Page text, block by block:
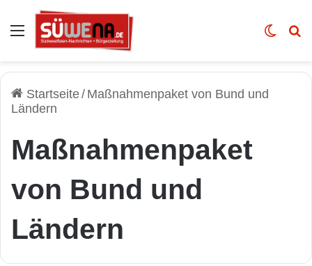
Auswahl Skin
Startseite/ Maßnahmenpaket von Bund und
Ländern
Maßnahmenpaket
von Bund und
Ländern